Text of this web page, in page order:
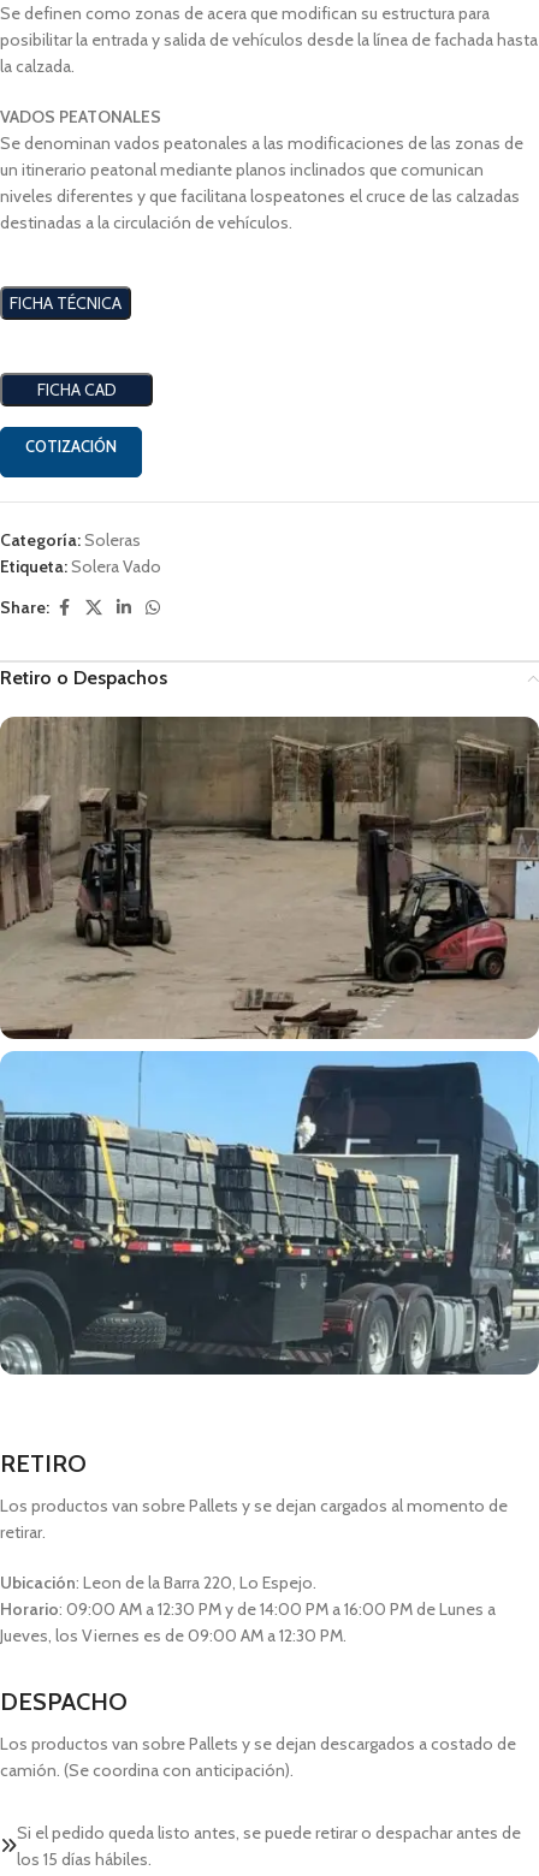
Se definen como zonas de acera que modifican su estructura para
posibilitar la entrada y salida de vehículos desde la línea de fachada hasta
la calzada.
VADOS PEATONALES
Se denominan vados peatonales a las modificaciones de las zonas de
un itinerario peatonal mediante planos inclinados que comunican
niveles diferentes y que facilitana lospeatones el cruce de las calzadas
destinadas a la circulación de vehículos.
FICHA TÉCNICA
FICHA CAD
COTIZACIÓN
Categoría:Soleras
Etiqueta:Solera Vado
Share:
Retiro o Despachos
RETIRO
Los productos van sobre Pallets y se dejan cargados al momento de
retirar.
Ubicación: Leon de la Barra 220, Lo Espejo.
Horario: 09:00 AM a 12:30 PM y de 14:00 PM a 16:00 PM de Lunes a
Jueves, los Viernes es de 09:00 AM a 12:30 PM.
DESPACHO
Los productos van sobre Pallets y se dejan descargados a costado de
camión. (Se coordina con anticipación).
Si el pedido queda listo antes, se puede retirar o despachar antes de
los 15 días hábiles.